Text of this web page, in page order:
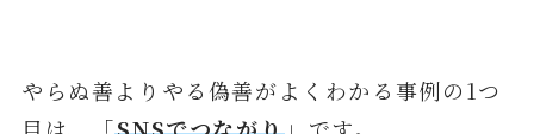
やらぬ善よりやる偽善がよくわかる事例の1つ
目は、「SNSでつながり 」です。